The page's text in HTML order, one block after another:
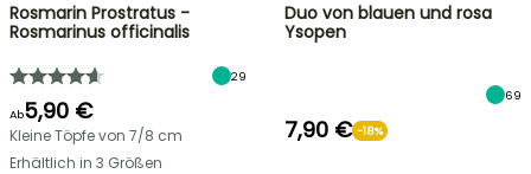
Rosmarin Prostratus -
Rosmarinus officinalis
29
Ab5,90 €
Kleine Töpfe von 7/8 cm
Erhältlich in 3 Größen
Duo von blauen und rosa
Ysopen
69
7,90 € -18%